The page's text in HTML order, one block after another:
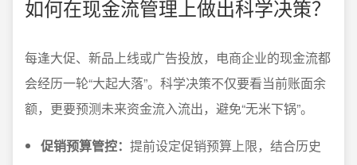
如何在现金流管理上做出科学决策？
每逢大促、新品上线或广告投放，电商企业的现金流都
会经历一轮“大起大落”。科学决策不仅要看当前账面余
额，更要预测未来资金流入流出，避免“无米下锅”。
促销预算管控： 提前设定促销预算上限，结合历史